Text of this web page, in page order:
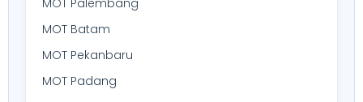
MOT Batam
MOT Pekanbaru
MOT Padang